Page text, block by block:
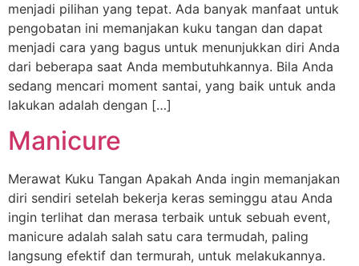
menjadi pilihan yang tepat. Ada banyak manfaat untuk
pengobatan ini memanjakan kuku tangan dan dapat
menjadi cara yang bagus untuk menunjukkan diri Anda
dari beberapa saat Anda membutuhkannya. Bila Anda
sedang mencari moment santai, yang baik untuk anda
lakukan adalah dengan […]
Manicure
Merawat Kuku Tangan Apakah Anda ingin memanjakan
diri sendiri setelah bekerja keras seminggu atau Anda
ingin terlihat dan merasa terbaik untuk sebuah event,
manicure adalah salah satu cara termudah, paling
langsung efektif dan termurah, untuk melakukannya.